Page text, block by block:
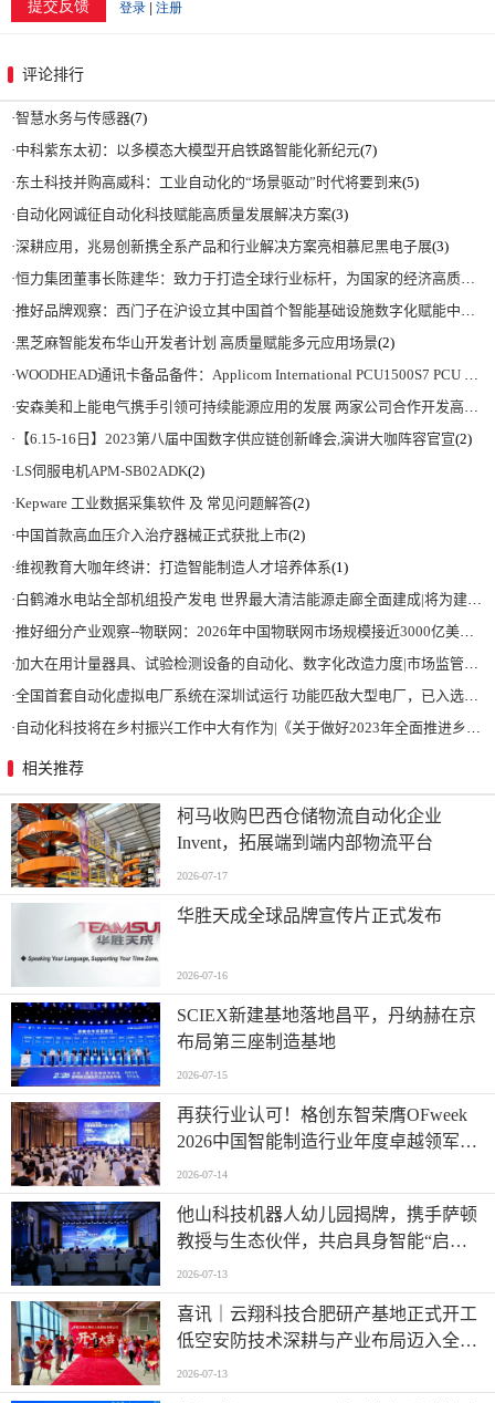
评论排行
·智慧水务与传感器(7)
·中科紫东太初：以多模态大模型开启铁路智能化新纪元(7)
·东土科技并购高威科：工业自动化的“场景驱动”时代将要到来(5)
· 自动化网诚征自动化科技赋能高质量发展解决方案(3)
·深耕应用，兆易创新携全系产品和行业解决方案亮相慕尼黑电子展(3)
·恒力集团董事长陈建华：致力于打造全球行业标杆，为国家的经济高质量发展贡献更大力量|上海电气集团党委书记、董事长吴磊来访
·推好品牌观察：西门子在沪设立其中国首个智能基础设施数字化赋能中心
·黑芝麻智能发布华山开发者计划 高质量赋能多元应用场景(2)
·WOODHEAD通讯卡备品备件：Applicom International PCU1500S7 PCU 1500 S7 V4.5.0
·安森美和上能电气携手引领可持续能源应用的发展 两家公司合作开发高性能储能和太阳能组串式逆变器方案 以实现可持续的未来
· 【6.15-16日】2023第八届中国数字供应链创新峰会,演讲大咖阵容官宣(2)
·LS伺服电机APM-SB02ADK(2)
·Kepware 工业数据采集软件 及 常见问题解答(2)
·中国首款高血压介入治疗器械正式获批上市(2)
·维视教育大咖年终讲：打造智能制造人才培养体系(1)
·白鹤滩水电站全部机组投产发电 世界最大清洁能源走廊全面建成|将为建设新型能源体系、保障国家能源安全、实现“双碳”目标提供有力支撑
·推好细分产业观察--物联网：2026年中国物联网市场规模接近3000亿美元 智慧工厂、智慧城市、智慧电网等将占60%以上
·加大在用计量器具、试验检测设备的自动化、数字化改造力度|市场监管总局 工业和信息化部 关于促进企业计量能力提升的指导意见
·全国首套自动化虚拟电厂系统在深圳试运行 功能匹敌大型电厂，已入选国际典型案例
· 自动化科技将在乡村振兴工作中大有作为|《关于做好2023年全面推进乡村振兴重点工作的意见》发布
相关推荐
柯马收购巴西仓储物流自动化企业
Invent，拓展端到端内部物流平台
2026-07-17
华胜天成全球品牌宣传片正式发布
2026-07-16
SCIEX新建基地落地昌平，丹纳赫在京
布局第三座制造基地
2026-07-15
再获行业认可！格创东智荣膺OFweek
2026中国智能制造行业年度卓越领军企
业奖
2026-07-14
他山科技机器人幼儿园揭牌，携手萨顿
教授与生态伙伴，共启具身智能“启蒙
时代”
2026-07-13
喜讯｜云翔科技合肥研产基地正式开工
低空安防技术深耕与产业布局迈入全新
阶段
2026-07-13